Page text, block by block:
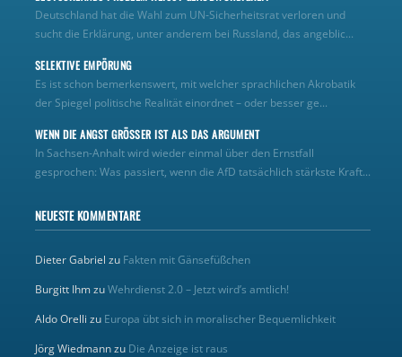
Deutschland hat die Wahl zum UN‑Sicherheitsrat verloren und
sucht die Erklärung, unter anderem bei Russland, das angeblic...
SELEKTIVE EMPÖRUNG
Es ist schon bemerkenswert, mit welcher sprachlichen Akrobatik
der Spiegel politische Realität einordnet – oder besser ge...
WENN DIE ANGST GRÖSSER IST ALS DAS ARGUMENT
In Sachsen-Anhalt wird wieder einmal über den Ernstfall
gesprochen: Was passiert, wenn die AfD tatsächlich stärkste Kraft...
NEUESTE KOMMENTARE
Dieter Gabriel zu Fakten mit Gänsefüßchen
Burgitt IhmzuWehrdienst 2.0 – Jetzt wird’s amtlich!
Aldo Orelli zu Europa übt sich in moralischer Bequemlichkeit
Jörg Wiedmannzu Die Anzeige ist raus